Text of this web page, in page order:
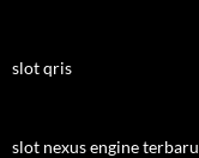
slot qris
slot nexus engine terbaru